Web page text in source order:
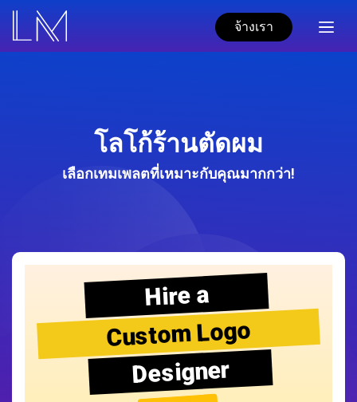
จ้างเรา
โลโก้ร้านตัดผม
เลือกเทมเพลตที่เหมาะกับคุณมากกว่า!
Hire a
Custom Logo
Designer